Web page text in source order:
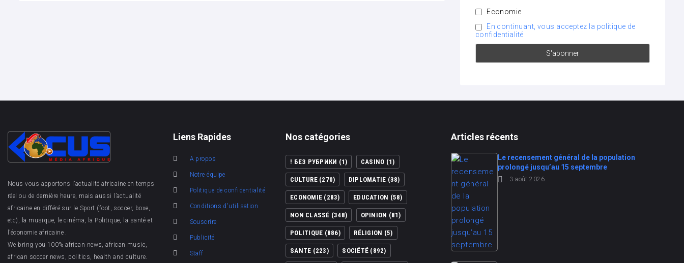
Economie
En continuant, vous acceptez la politique de
confidentialité
Nous vous apportons l’actualité africaine en temps
réel ou de dernière heure, mais aussi l’actualité
africaine en différé sur le Sport (foot, soccer, boxe,
etc), la musique, le cinéma, la Politique, la santé et
l’économie africaine .
We bring you 100% african news, african music,
african soccer news, politics, health and culture.
Liens Rapides
A propos
Notre équipe
Politique de confidentialité
Conditions d'utilisation
Souscrire
Publicité
Staff
Nos catégories
! БЕЗ РУБРИКИ (1) CASINO (1)
CULTURE(270) DIPLOMATIE (38)
ECONOMIE (283) EDUCATION (58)
NON CLASSÉ (348) OPINION (81)
POLITIQUE (886) RÉLIGION (5)
SANTE (223) SOCIÉTÉ (892)
Articles récents
Le recensement général de la population
prolongé jusqu’au 15 septembre
3 août 2026